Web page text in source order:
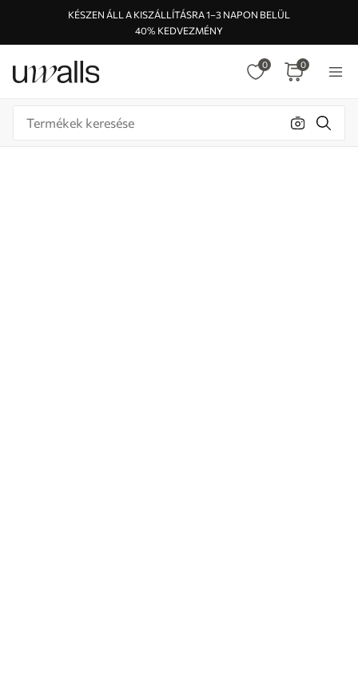
KÉSZEN ÁLL A KISZÁLLÍTÁSRA 1–3 NAPON BELÜL
40% KEDVEZMÉNY
0 0